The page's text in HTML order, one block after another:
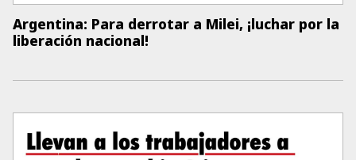
Argentina: Para derrotar a Milei, ¡luchar por la
liberación nacional!